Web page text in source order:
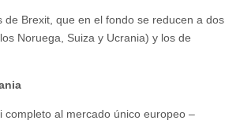
Brexit, que en el fondo se reducen a dos
Noruega, Suiza y Ucrania) y los de
al mercado único europeo –